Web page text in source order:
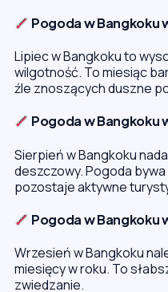
Pogoda w Bangkoku
Lipiec w Bangkoku to
wilgotność. To miesiąc
źle znoszących duszne
Pogoda w Bangkoku
Sierpień w Bangkoku
deszczowy. Pogoda
pozostaje aktywne
Pogoda w Bangkoku
Wrzesień w Bangkoku
miesięcy w roku. To
zwiedzanie.